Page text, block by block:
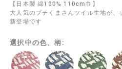
【日本製 綿100% 110cm巾】
大人気のプチくまさんツイル生地が
新登場です
選択中の色、柄: